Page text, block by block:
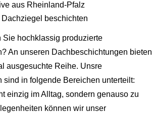
aus Rheinland-Pfalz
beschichten
Sie hochklassig produzierte
An unseren Dachbeschichtungen bieten
ausgesuchte Reihe. Unsre
sind in folgende Bereichen unterteilt:
einzig im Alltag, sondern genauso zu
können wir unser